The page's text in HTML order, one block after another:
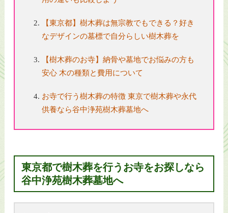
【東京都】樹木葬は無宗教でもできる？好き
なデザインの墓標で自分らしい樹木葬を
【樹木葬のお寺】納骨や墓地でお悩みの方も
安心 木の種類と費用について
お寺で行う樹木葬の特徴 東京で樹木葬や永代
供養なら谷中浄苑樹木葬墓地へ
東京都で樹木葬を行うお寺をお探しなら
谷中浄苑樹木葬墓地へ